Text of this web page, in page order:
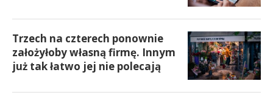
Trzech na czterech ponownie
założyłoby własną firmę. Innym
już tak łatwo jej nie polecają